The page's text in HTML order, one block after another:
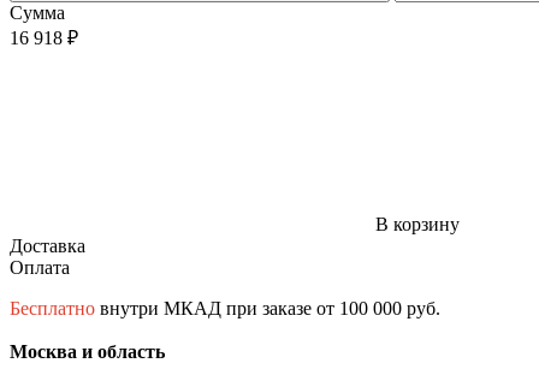
Сумма
16 918 ₽
В корзину
Доставка
Оплата
Бесплатно внутри МКАД при заказе от 100 000 руб.
Москва и область